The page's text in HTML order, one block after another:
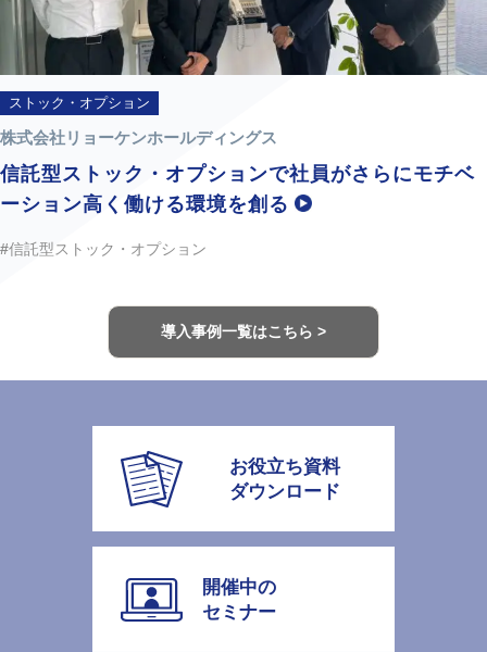
ストック・オプション
株式会社リョーケンホールディングス
信託型ストック・オプションで社員がさらにモチベ
ーション高く働ける環境を創る
#信託型ストック・オプション
導入事例一覧はこちら >
お役立ち資料
ダウンロード
開催中の
セミナー